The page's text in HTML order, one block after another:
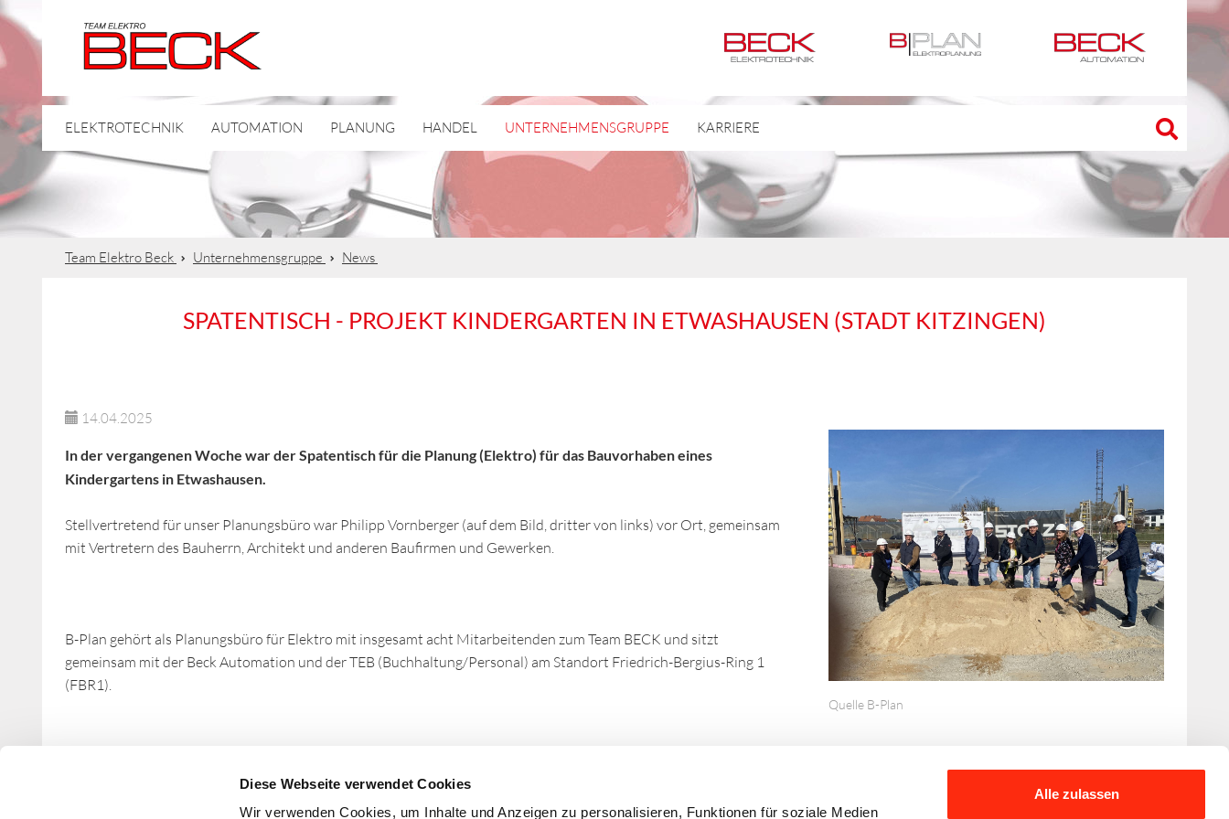
Diese Webseite verwendet Cookies
Wir verwenden Cookies, um Inhalte und Anzeigen zu personalisieren, Funktionen für soziale Medien
Alle zulassen
ELEKTROTECHNIK AUTOMATION PLANUNG HANDEL UNTERNEHMENSGRUPPE KARRIERE
Team Elektro Beck Unternehmensgruppe News
SPATENTISCH - PROJEKT KINDERGARTEN IN ETWASHAUSEN (STADT KITZINGEN)
14.04.2025
In der vergangenen Woche war der Spatentisch für die Planung (Elektro) für das Bauvorhaben eines
Kindergartens in Etwashausen.
Stellvertretend für unser Planungsbüro war Philipp Vornberger (auf dem Bild, dritter von links) vor Ort, gemeinsam
mit Vertretern des Bauherrn, Architekt und anderen Baufirmen und Gewerken.
B-Plan gehört als Planungsbüro für Elektro mit insgesamt acht Mitarbeitenden zum Team BECK und sitzt
gemeinsam mit der Beck Automation und der TEB (Buchhaltung/Personal) am Standort Friedrich-Bergius-Ring 1
(FBR1).
Quelle B-Plan